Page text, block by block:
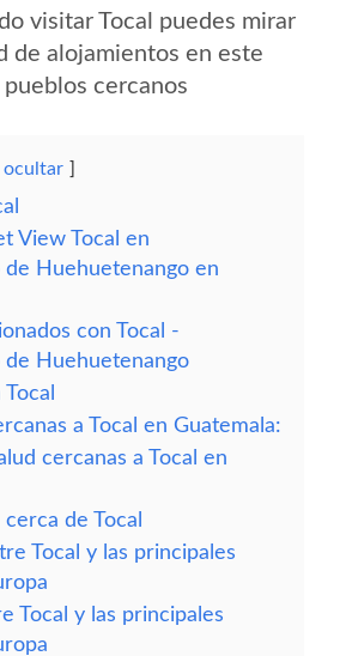
visitar Tocal puedes mirar
de alojamientos en este
cercanos
ocultar
View Tocal en
Huehuetenango en
con Tocal -
de Huehuetenango
a Tocal en Guatemala:
cercanas a Tocal en
de Tocal
Tocal y las principales
Tocal y las principales